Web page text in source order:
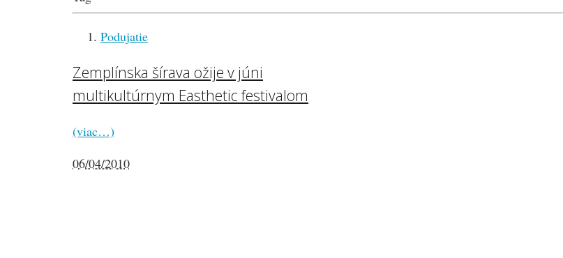
Podujatie
Zemplínska šírava ožije v júni
multikultúrnym Easthetic festivalom
(viac…)
06/04/2010